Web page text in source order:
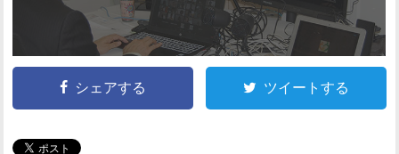
シェアする ツイートする